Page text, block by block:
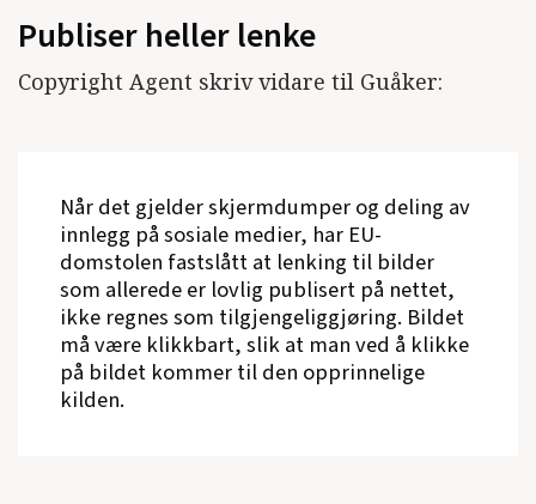
Publiser heller lenke
Copyright Agent skriv vidare til Guåker:
Når det gjelder skjermdumper og deling av
innlegg på sosiale medier, har EU-
domstolen fastslått at lenking til bilder
som allerede er lovlig publisert på nettet,
ikke regnes som tilgjengeliggjøring. Bildet
må være klikkbart, slik at man ved å klikke
på bildet kommer til den opprinnelige
kilden.